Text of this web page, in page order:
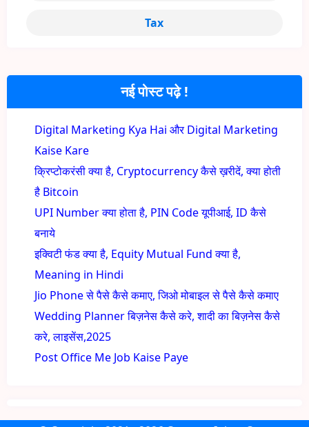
नई पोस्ट पढ़े !
Digital Marketing Kya Hai और Digital Marketing
Kaise Kare
क्रिप्टोकरंसी क्या है, Cryptocurrency कैसे ख़रीदें, क्या होती
है Bitcoin
UPI Number क्या होता है, PIN Code यूपीआई, ID कैसे
बनाये
इक्विटी फंड क्या है, Equity Mutual Fund क्या है,
Meaning in Hindi
Jio Phone से पैसे कैसे कमाए, जिओ मोबाइल से पैसे कैसे कमाए
Wedding Planner बिज़नेस कैसे करे, शादी का बिज़नेस कैसे
करे, लाइसेंस,2025
Post Office Me Job Kaise Paye
Tax